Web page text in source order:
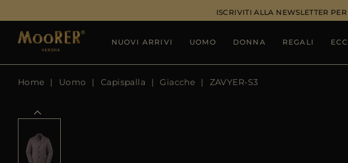
ISCRIVITI ALLA NEWSLETTER
NUOVI ARRIVI UOMO DONNA REGALI
Home Uomo Capispalla Giacche ZAVYER-S3